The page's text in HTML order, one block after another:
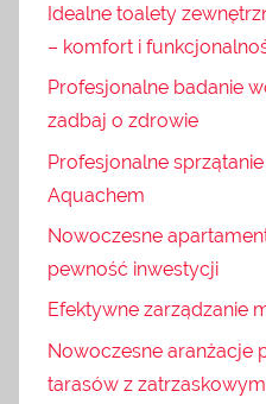
Idealne toalety
– komfort i
Profesjonalne badanie
zadbaj o zdrowie
Profesjonalne
Aquachem
Nowoczesne
pewność inwestycji
Efektywne zarządzanie
Nowoczesne aranżacje
tarasów z